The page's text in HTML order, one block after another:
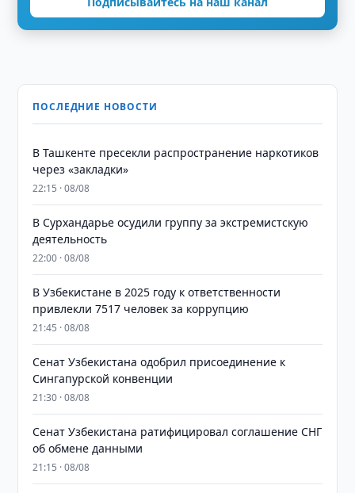
ПОСЛЕДНИЕ НОВОСТИ
В Ташкенте пресекли распространение наркотиков
через «закладки»
22:15 · 08/08
В Сурхандарье осудили группу за экстремистскую
деятельность
22:00 · 08/08
В Узбекистане в 2025 году к ответственности
привлекли 7517 человек за коррупцию
21:45 · 08/08
Сенат Узбекистана одобрил присоединение к
Сингапурской конвенции
21:30 · 08/08
Сенат Узбекистана ратифицировал соглашение СНГ
об обмене данными
21:15 · 08/08